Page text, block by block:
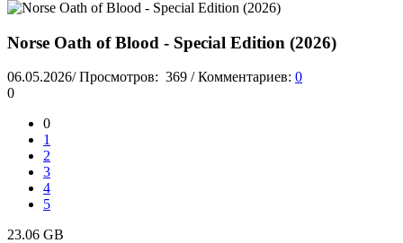
Norse Oath of Blood - Special Edition (2026)
06.05.2026/ Просмотров: 369 / Комментариев: 0
0
0
1
2
3
4
5
23.06 GB